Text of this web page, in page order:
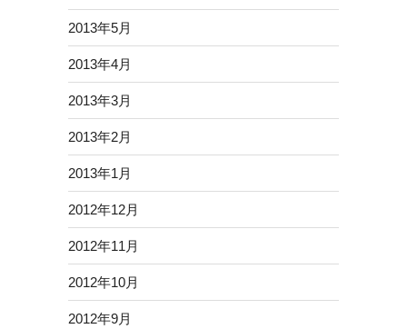
2013年5月
2013年4月
2013年3月
2013年2月
2013年1月
2012年12月
2012年11月
2012年10月
2012年9月